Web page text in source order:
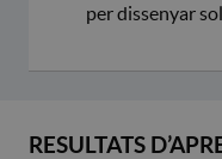
per dissenyar
RESULTATS